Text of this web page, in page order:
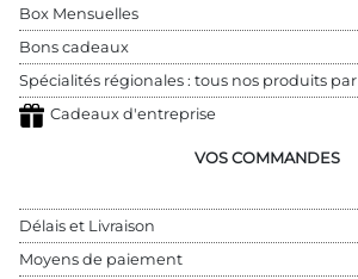
Box Mensuelles
Bons cadeaux
Spécialités régionales : tous nos produits
Cadeaux d'entreprise
VOS COMMANDES
Délais et Livraison
Moyens de paiement